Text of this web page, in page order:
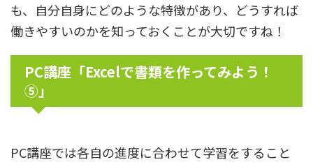
も、自分自身にどのような特徴があり、どうすれば
働きやすいのかを知っておくことが大切ですね！
PC講座「Excelで書類を作ってみよう！
⑤」
PC講座では各自の進度に合わせて学習をすること